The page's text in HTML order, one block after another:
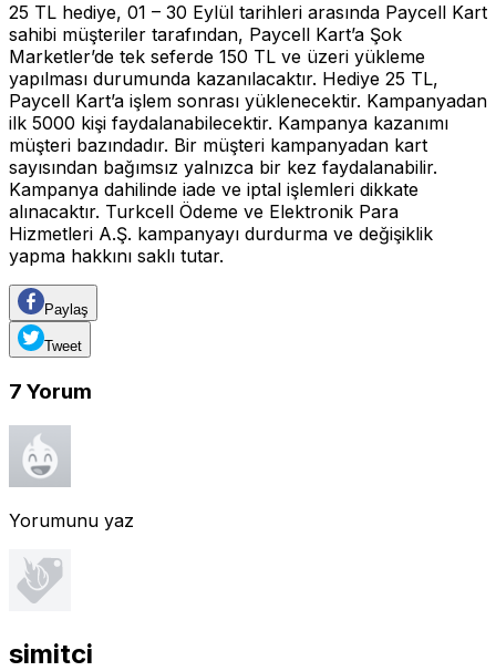
25 TL hediye, 01 – 30 Eylül tarihleri arasında Paycell Kart
sahibi müşteriler tarafından, Paycell Kart’a Şok
Marketler’de tek seferde 150 TL ve üzeri yükleme
yapılması durumunda kazanılacaktır. Hediye 25 TL,
Paycell Kart’a işlem sonrası yüklenecektir. Kampanyadan
ilk 5000 kişi faydalanabilecektir. Kampanya kazanımı
müşteri bazındadır. Bir müşteri kampanyadan kart
sayısından bağımsız yalnızca bir kez faydalanabilir.
Kampanya dahilinde iade ve iptal işlemleri dikkate
alınacaktır. Turkcell Ödeme ve Elektronik Para
Hizmetleri A.Ş. kampanyayı durdurma ve değişiklik
yapma hakkını saklı tutar.
Paylaş
Tweet
7 Yorum
Yorumunu yaz
simitci